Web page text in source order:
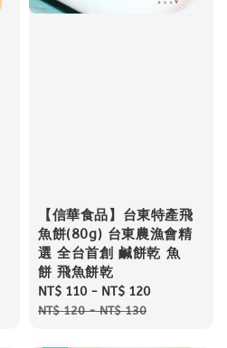
【信華食品】台東特產飛
魚餅(80g) 台東農漁會精
選 全台首創 鹹餅乾 魚
餅 飛魚餅乾
Sale
price
NT$ 110 - NT$ 120
NT$ 120-NT$ 130